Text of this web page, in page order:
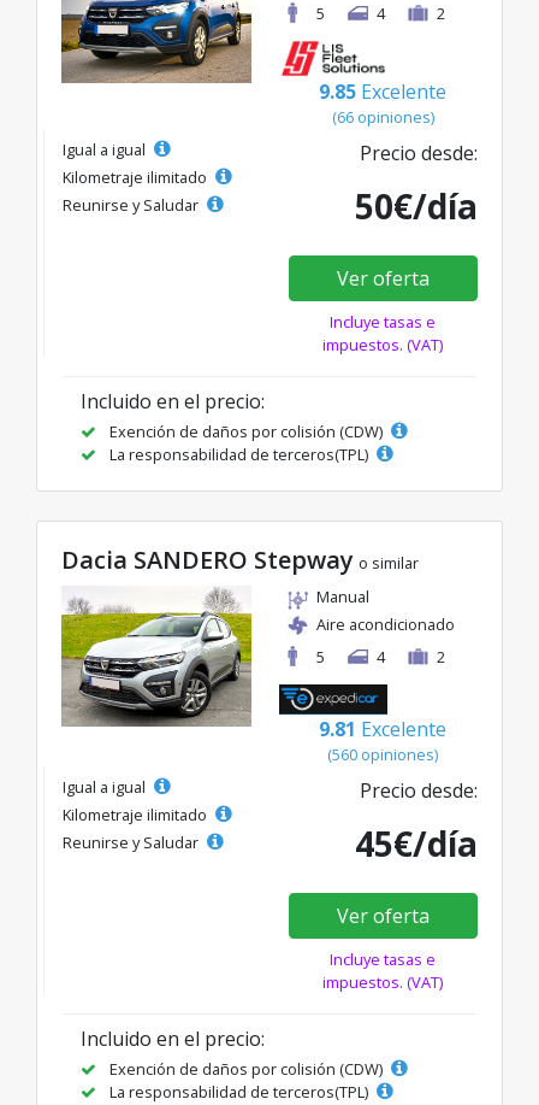
5
4 2
9.85 Excelente
(66 opiniones)
Igual a igual
Kilometraje ilimitado
Reunirse y Saludar
Precio desde:
50€/día
Ver oferta
Incluye tasas e
impuestos. (VAT)
Incluido en el precio:
Exención de daños por colisión (CDW)
La responsabilidad de terceros(TPL)
Dacia SANDERO Stepway o similar
Manual
Aire acondicionado
5
4 2
9.81 Excelente
(560 opiniones)
Igual a igual
Kilometraje ilimitado
Reunirse y Saludar
Precio desde:
45€/día
Ver oferta
Incluye tasas e
impuestos. (VAT)
Incluido en el precio:
Exención de daños por colisión (CDW)
La responsabilidad de terceros(TPL)